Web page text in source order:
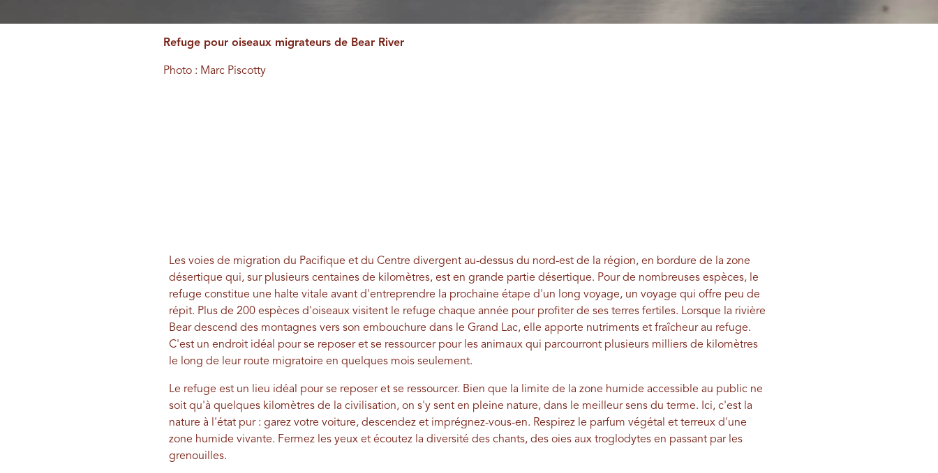
Refuge pour oiseaux migrateurs de Bear River
Photo : Marc Piscotty
Les voies de migration du Pacifique et du Centre divergent au-dessus du nord-est de la région, en bordure de la zone
désertique qui, sur plusieurs centaines de kilomètres, est en grande partie désertique. Pour de nombreuses espèces, le
refuge constitue une halte vitale avant d'entreprendre la prochaine étape d'un long voyage, un voyage qui offre peu de
répit. Plus de 200 espèces d'oiseaux visitent le refuge chaque année pour profiter de ses terres fertiles. Lorsque la rivière
Bear descend des montagnes vers son embouchure dans le Grand Lac, elle apporte nutriments et fraîcheur au refuge.
C'est un endroit idéal pour se reposer et se ressourcer pour les animaux qui parcourront plusieurs milliers de kilomètres
le long de leur route migratoire en quelques mois seulement.
Le refuge est un lieu idéal pour se reposer et se ressourcer. Bien que la limite de la zone humide accessible au public ne
soit qu'à quelques kilomètres de la civilisation, on s'y sent en pleine nature, dans le meilleur sens du terme. Ici, c'est la
nature à l'état pur : garez votre voiture, descendez et imprégnez-vous-en. Respirez le parfum végétal et terreux d'une
zone humide vivante. Fermez les yeux et écoutez la diversité des chants, des oies aux troglodytes en passant par les
grenouilles.